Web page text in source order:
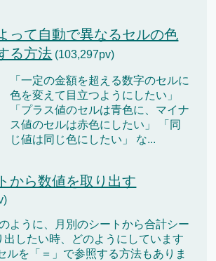
って自動で異なるセルの色
る方法 (103,297pv)
「一定の金額を超える数字のセルに
色を変えて目立つようにしたい」
「プラス値のセルは青色に、マイナ
ス値のセルは赤色にしたい」 「同
じ値は同じ色にしたい」 な...
から数値を取り出す
ように、月別のシートから合計シー
出したい時、どのようにしています
ルを「＝」で参照する方法もありま